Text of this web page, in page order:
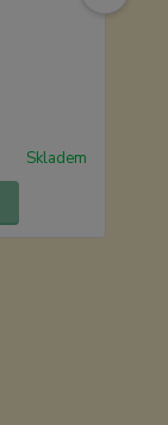
Skladem